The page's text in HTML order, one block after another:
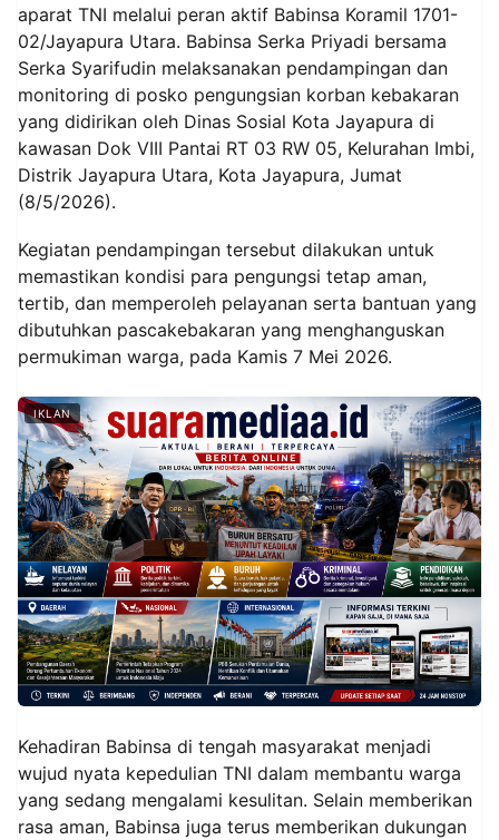
aparat TNI melalui peran aktif Babinsa Koramil 1701-
02/Jayapura Utara. Babinsa Serka Priyadi bersama
Serka Syarifudin melaksanakan pendampingan dan
monitoring di posko pengungsian korban kebakaran
yang didirikan oleh Dinas Sosial Kota Jayapura di
kawasan Dok VIII Pantai RT 03 RW 05, Kelurahan Imbi,
Distrik Jayapura Utara, Kota Jayapura, Jumat
(8/5/2026).
Kegiatan pendampingan tersebut dilakukan untuk
memastikan kondisi para pengungsi tetap aman,
tertib, dan memperoleh pelayanan serta bantuan yang
dibutuhkan pascakebakaran yang menghanguskan
permukiman warga, pada Kamis 7 Mei 2026.
IKLAN
Kehadiran Babinsa di tengah masyarakat menjadi
wujud nyata kepedulian TNI dalam membantu warga
yang sedang mengalami kesulitan. Selain memberikan
rasa aman, Babinsa juga terus memberikan dukungan